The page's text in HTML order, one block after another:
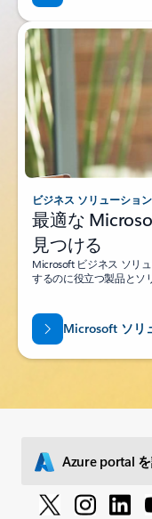
ビジネス ソリューショ
最適な
見つける
Microsoft ビジネス ソリ
するのに役立つ製品とソ
Microsoft ソリ
Azure portal